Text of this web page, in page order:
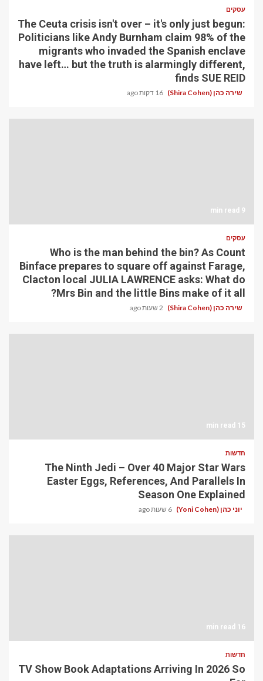
עסקים
The Ceuta crisis isn't over – it's only just begun:
Politicians like Andy Burnham claim 98% of the
migrants who invaded the Spanish enclave
have left… but the truth is alarmingly different,
finds SUE REID
שירה כהן (Shira Cohen) 16 דקות ago
9 min read
עסקים
Who is the man behind the bin? As Count
Binface prepares to square off against Farage,
Clacton local JULIA LAWRENCE asks: What do
Mrs Bin and the little Bins make of it all?
שירה כהן (Shira Cohen) 2 שעות ago
15 min read
חדשות
The Ninth Jedi – Over 40 Major Star Wars
Easter Eggs, References, And Parallels In
Season One Explained
יוני כהן (Yoni Cohen) 6 שעות ago
16 min read
חדשות
TV Show Book Adaptations Arriving In 2026 So